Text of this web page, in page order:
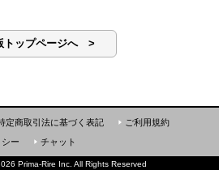
トップページへ >
定商取引法に基づく表記
ご利用規約
ー チャット
Prima-Rire Inc. All Rights Reserved